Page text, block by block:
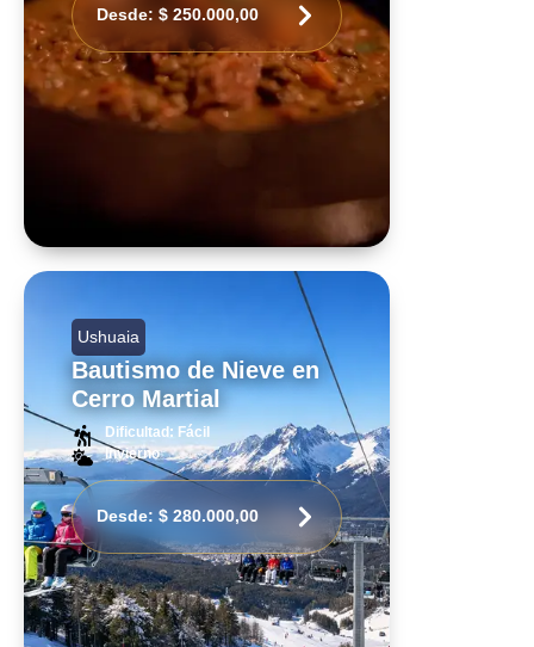
Desde: $ 250.000,00
Ushuaia
Bautismo de Nieve en
Cerro Martial
Dificultad: Fácil
Invierno
Desde: $ 280.000,00